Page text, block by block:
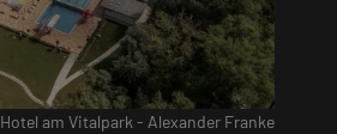
am Vitalpark - Alexander Franke